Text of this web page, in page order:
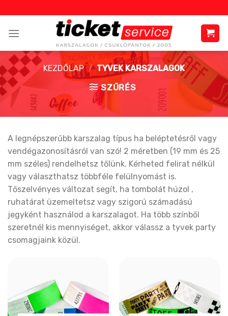
content
KEZDŐLAP / TYVEK KARSZALAGOK
SZŰRÉS
A legnépszerűbb karszalag típus ha beléptetésről vagy
vendégazonosításról van szó! 2 méretben (19 mm és 25
mm széles) rendelhetsz tőlünk. Kérheted felirat nélkül
vagy választhatsz többféle felülnyomást is.
Tőszelvényes változat segít, ha tombolát húzol ,
ruhatárat üzemeltetsz vagy szigorú számadású
jegyként használod a karszalagot. Ha több színből
szeretnél kis mennyiséget, akkor válassz a tyvek party
csomagjaink közül.